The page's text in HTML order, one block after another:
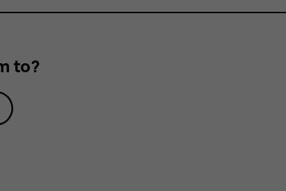
to?